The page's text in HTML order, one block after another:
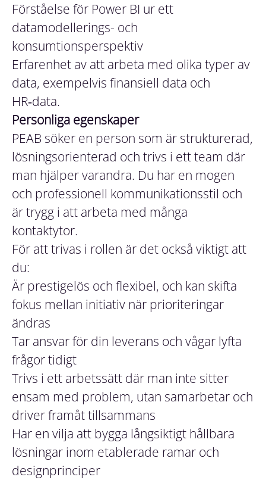
Förståelse för Power BI ur ett
datamodellerings- och
konsumtionsperspektiv
Erfarenhet av att arbeta med olika typer av
data, exempelvis finansiell data och
HR‑data.
Personliga egenskaper
PEAB söker en person som är strukturerad,
lösningsorienterad och trivs i ett team där
man hjälper varandra. Du har en mogen
och professionell kommunikationsstil och
är trygg i att arbeta med många
kontaktytor.
För att trivas i rollen är det också viktigt att
du:
Är prestigelös och flexibel, och kan skifta
fokus mellan initiativ när prioriteringar
ändras
Tar ansvar för din leverans och vågar lyfta
frågor tidigt
Trivs i ett arbetssätt där man inte sitter
ensam med problem, utan samarbetar och
driver framåt tillsammans
Har en vilja att bygga långsiktigt hållbara
lösningar inom etablerade ramar och
designprinciper